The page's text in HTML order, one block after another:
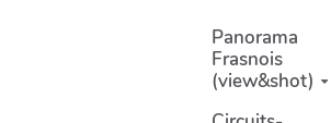
Aller au contenu principalPanorama
Frasnois
(view&shot)